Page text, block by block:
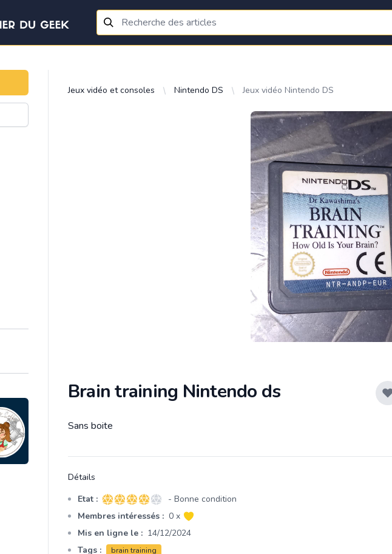
Jeux vidéo et consoles Nintendo DS Jeux vidéo Nintendo DS
Brain training Nintendo ds
Description
Sans boite
Détails
Etat : 4 sur 5 étoiles
- Bonne condition
Membres intéressés : 0 x
Mis en ligne le : 14/12/2024
Tags :
brain training